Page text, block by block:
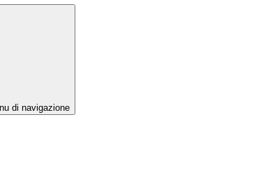
di navigazione